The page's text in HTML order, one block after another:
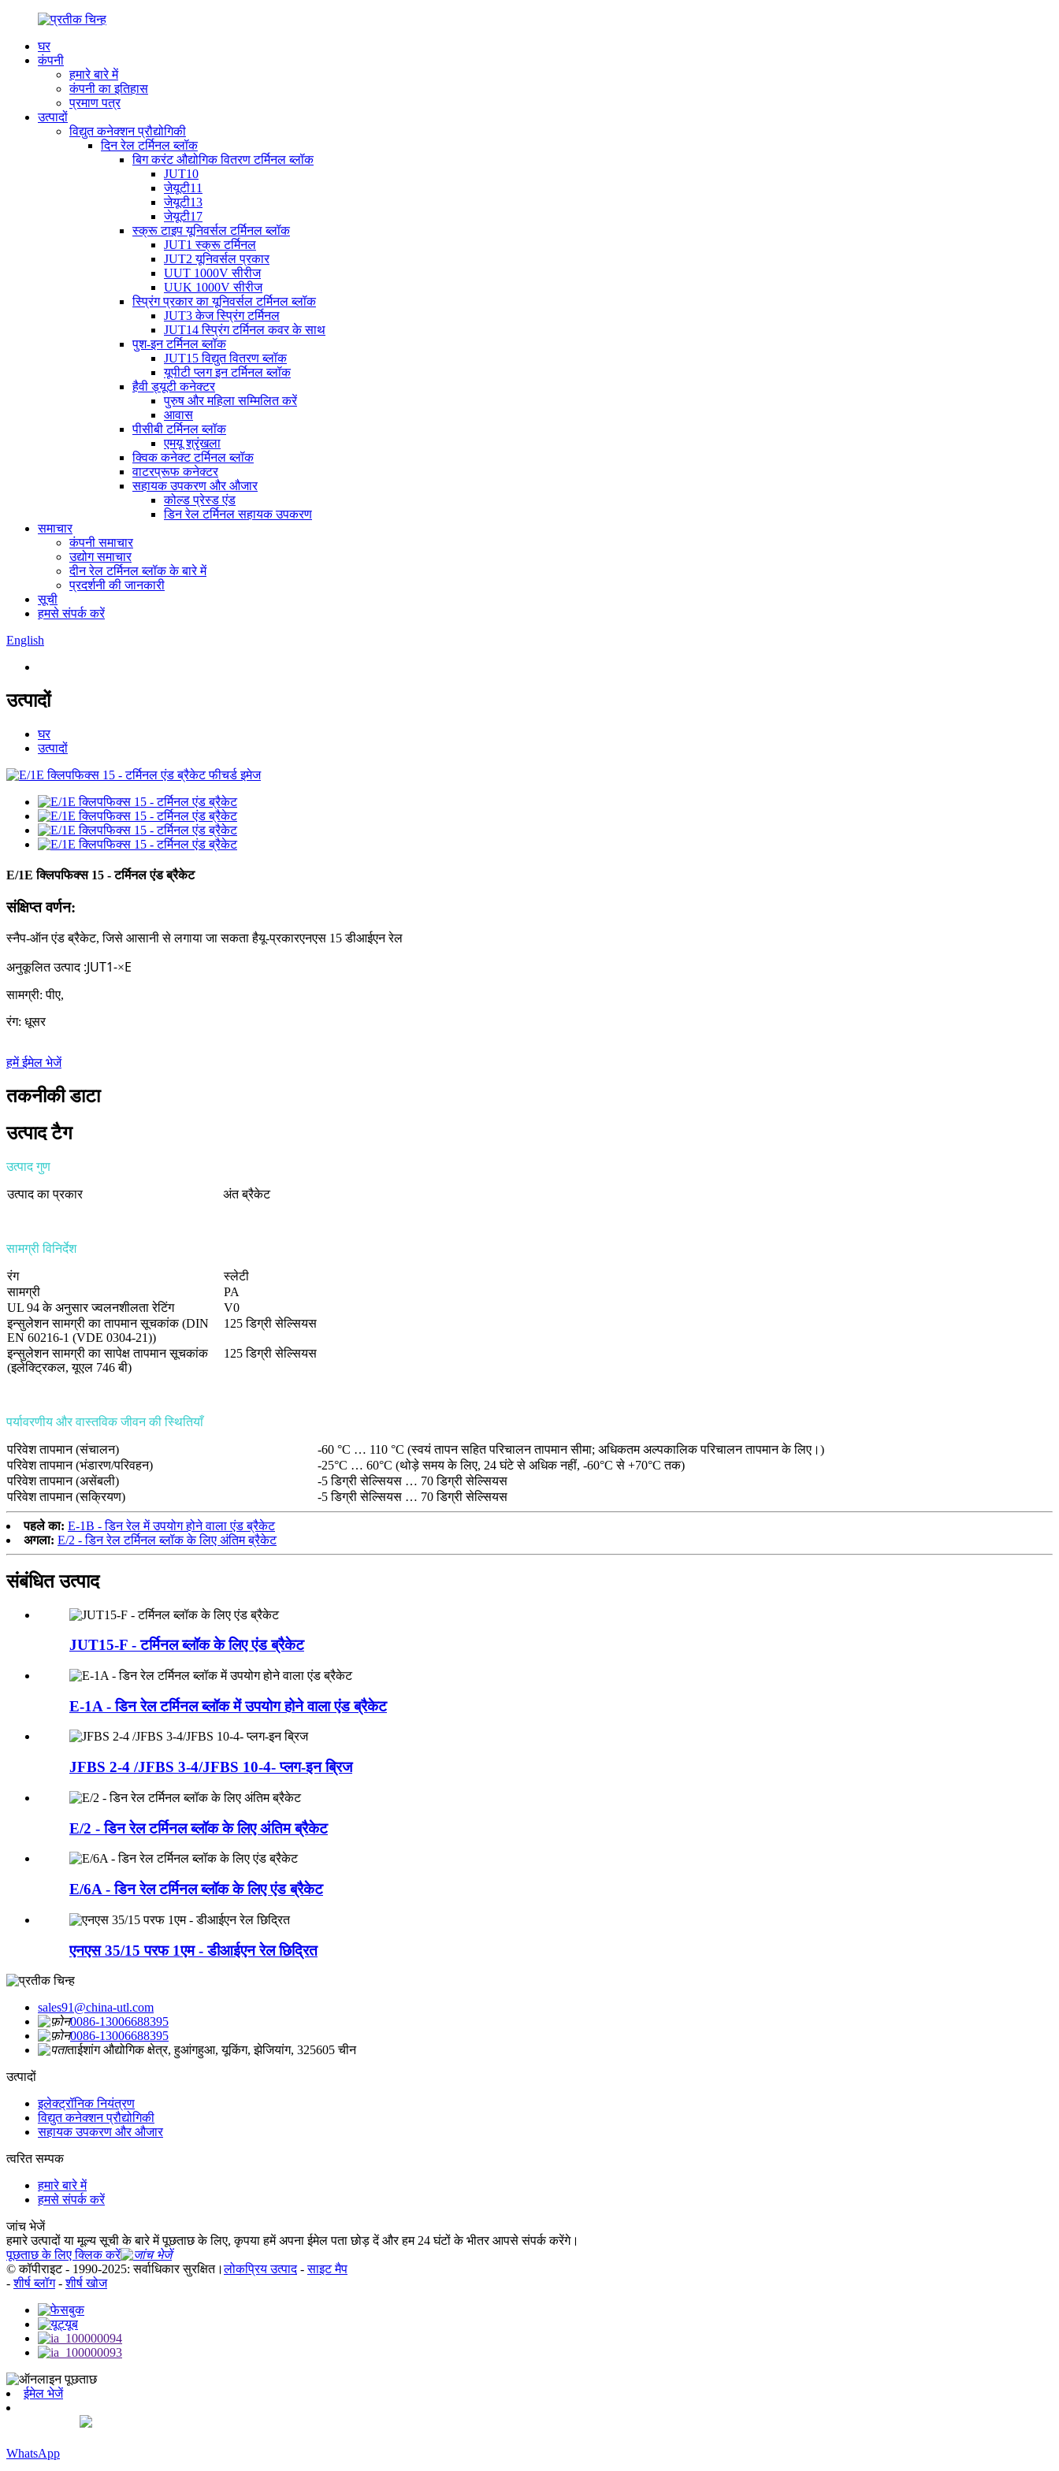
घर
कंपनी
हमारे बारे में
कंपनी का इतिहास
प्रमाण पत्र
उत्पादों
विद्युत कनेक्शन प्रौद्योगिकी
दिन रेल टर्मिनल ब्लॉक
बिग करंट औद्योगिक वितरण टर्मिनल ब्लॉक
JUT10
जेयूटी11
जेयूटी13
जेयूटी17
स्क्रू टाइप यूनिवर्सल टर्मिनल ब्लॉक
JUT1 स्क्रू टर्मिनल
JUT2 यूनिवर्सल प्रकार
UUT 1000V सीरीज
UUK 1000V सीरीज
स्प्रिंग प्रकार का यूनिवर्सल टर्मिनल ब्लॉक
JUT3 केज स्प्रिंग टर्मिनल
JUT14 स्प्रिंग टर्मिनल कवर के साथ
पुश-इन टर्मिनल ब्लॉक
JUT15 विद्युत वितरण ब्लॉक
यूपीटी प्लग इन टर्मिनल ब्लॉक
हैवी ड्यूटी कनेक्टर
पुरुष और महिला सम्मिलित करें
आवास
पीसीबी टर्मिनल ब्लॉक
एमयू श्रृंखला
क्विक कनेक्ट टर्मिनल ब्लॉक
वाटरप्रूफ कनेक्टर
सहायक उपकरण और औजार
कोल्ड प्रेस्ड एंड
डिन रेल टर्मिनल सहायक उपकरण
समाचार
कंपनी समाचार
उद्योग समाचार
दीन रेल टर्मिनल ब्लॉक के बारे में
प्रदर्शनी की जानकारी
सूची
हमसे संपर्क करें
English
उत्पादों
घर
उत्पादों
E/1E क्लिपफिक्स 15 - टर्मिनल एंड ब्रैकेट
संक्षिप्त वर्णन:
स्नैप-ऑन एंड ब्रैकेट, जिसे आसानी से लगाया जा सकता हैयू-प्रकारएनएस 15 डीआईएन रेल
अनुकूलित उत्पाद :JUT1-×E
सामग्री: पीए,
रंग: धूसर
हमें ईमेल भेजें
तकनीकी डाटा
उत्पाद टैग
उत्पाद गुण
उत्पाद का प्रकार अंत ब्रैकेट
सामग्री विनिर्देश
रंग
स्लेटी
सामग्री
PA
UL 94 के अनुसार ज्वलनशीलता रेटिंग
V0
इन्सुलेशन सामग्री का तापमान सूचकांक (DIN
EN 60216-1 (VDE 0304-21))
125 डिग्री सेल्सियस
इन्सुलेशन सामग्री का सापेक्ष तापमान सूचकांक
(इलेक्ट्रिकल, यूएल 746 बी)
125 डिग्री सेल्सियस
पर्यावरणीय और वास्तविक जीवन की स्थितियाँ
परिवेश तापमान (संचालन)
-60 °C … 110 °C (स्वयं तापन सहित परिचालन तापमान सीमा; अधिकतम अल्पकालिक परिचालन तापमान के लिए।)
परिवेश तापमान (भंडारण/परिवहन)
-25°C … 60°C (थोड़े समय के लिए, 24 घंटे से अधिक नहीं, -60°C से +70°C तक)
परिवेश तापमान (असेंबली)
-5 डिग्री सेल्सियस … 70 डिग्री सेल्सियस
परिवेश तापमान (सक्रियण)
-5 डिग्री सेल्सियस … 70 डिग्री सेल्सियस
पहले का: E-1B - डिन रेल में उपयोग होने वाला एंड ब्रैकेट
अगला: E/2 - डिन रेल टर्मिनल ब्लॉक के लिए अंतिम ब्रैकेट
संबंधित उत्पाद
JUT15-F - टर्मिनल ब्लॉक के लिए एंड ब्रैकेट
E-1A - डिन रेल टर्मिनल ब्लॉक में उपयोग होने वाला एंड ब्रैकेट
JFBS 2-4 /JFBS 3-4/JFBS 10-4- प्लग-इन ब्रिज
E/2 - डिन रेल टर्मिनल ब्लॉक के लिए अंतिम ब्रैकेट
E/6A - डिन रेल टर्मिनल ब्लॉक के लिए एंड ब्रैकेट
एनएस 35/15 परफ 1एम - डीआईएन रेल छिद्रित
sales91@china-utl.com
0086-13006688395
0086-13006688395
ताईशांग औद्योगिक क्षेत्र, हुआंगहुआ, यूकिंग, झेजियांग, 325605 चीन
उत्पादों
इलेक्ट्रॉनिक नियंत्रण
विद्युत कनेक्शन प्रौद्योगिकी
सहायक उपकरण और औजार
त्वरित सम्पक
हमारे बारे में
हमसे संपर्क करें
जांच भेजें
हमारे उत्पादों या मूल्य सूची के बारे में पूछताछ के लिए, कृपया हमें अपना ईमेल पता छोड़ दें और हम 24 घंटों के भीतर आपसे संपर्क करेंगे।
पूछताछ के लिए क्लिक करें
© कॉपीराइट - 1990-2025: सर्वाधिकार सुरक्षित।लोकप्रिय उत्पाद-साइट मैप
-शीर्ष ब्लॉग-शीर्ष खोज
ईमेल भेजें
WhatsApp